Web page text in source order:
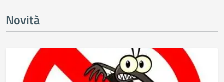
Novità